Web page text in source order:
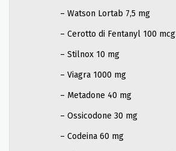
– Watson Lortab 7,5 mg
– Cerotto di Fentanyl 100 mcg
– Stilnox 10 mg
– Viagra 1000 mg
– Metadone 40 mg
– Ossicodone 30 mg
– Codeina 60 mg